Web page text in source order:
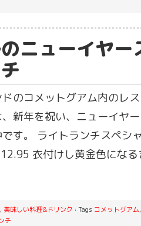
ニューイヤー
のコメットグアム内のレ
新年を祝い、ニューイヤ
す。 ライトランチスペシ
衣付けし黄金色になる
, 美味しい料理&ドリンク · Tags コメットグアム,
チ